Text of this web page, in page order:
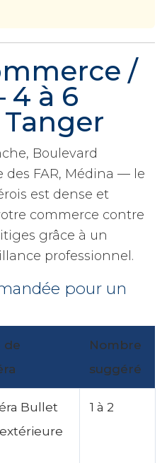
/
4 à 6
Tanger
Boulevard
des FAR, Médina — le
est dense et
commerce contre
grâce à un
professionnel.
pour un
de
Nombre
suggéré
Bullet
1 à 2